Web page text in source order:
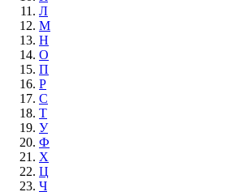
Л
М
Н
О
П
Р
С
Т
У
Ф
Х
Ц
Ч